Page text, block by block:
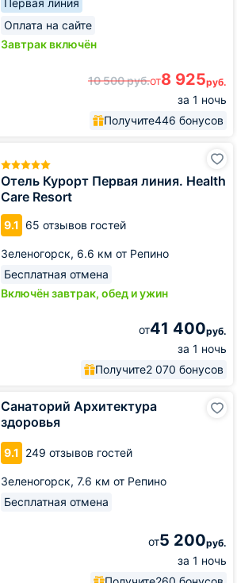
Первая линия
Оплата на сайте
Завтрак включён
10 500руб.от8 925руб.
за 1 ночь
Получите446 бонусов
Отель Курорт Первая линия. Health
Care Resort
9.1 65 отзывов гостей
Зеленогорск, 6.6 км от Репино
Бесплатная отмена
Включён завтрак, обед и ужин
от41 400руб.
за 1 ночь
Получите2 070 бонусов
Санаторий Архитектура
здоровья
9.1 249 отзывов гостей
Зеленогорск, 7.6 км от Репино
Бесплатная отмена
от5 200руб.
за 1 ночь